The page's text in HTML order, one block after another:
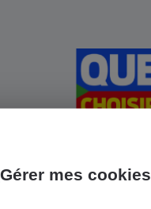
Gérer mes cookies
Réfrigérateur